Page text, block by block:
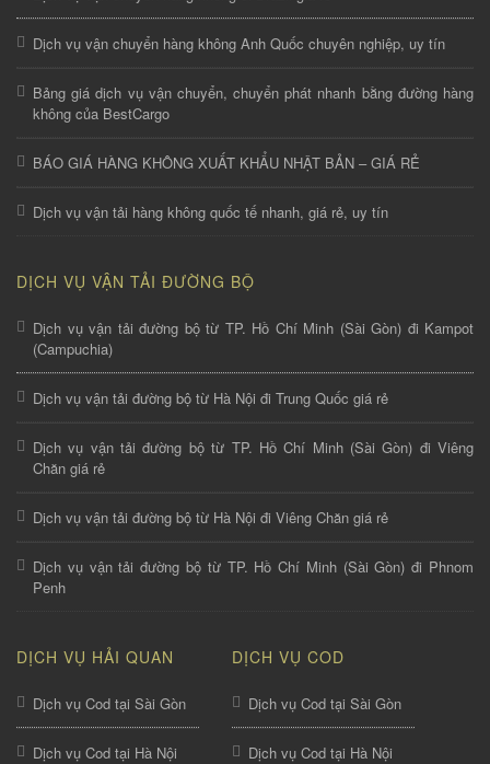
Dịch vụ vận chuyển hàng không Anh Quốc chuyên nghiệp, uy tín
Bảng giá dịch vụ vận chuyển, chuyển phát nhanh bằng đường hàng
không của BestCargo
BÁO GIÁ HÀNG KHÔNG XUẤT KHẨU NHẬT BẢN – GIÁ RẺ
Dịch vụ vận tải hàng không quốc tế nhanh, giá rẻ, uy tín
DỊCH VỤ VẬN TẢI ĐƯỜNG BỘ
Dịch vụ vận tải đường bộ từ TP. Hồ Chí Minh (Sài Gòn) đi Kampot
(Campuchia)
Dịch vụ vận tải đường bộ từ Hà Nội đi Trung Quốc giá rẻ
Dịch vụ vận tải đường bộ từ TP. Hồ Chí Minh (Sài Gòn) đi Viêng
Chăn giá rẻ
Dịch vụ vận tải đường bộ từ Hà Nội đi Viêng Chăn giá rẻ
Dịch vụ vận tải đường bộ từ TP. Hồ Chí Minh (Sài Gòn) đi Phnom
Penh
DỊCH VỤ HẢI QUAN
Dịch vụ Cod tại Sài Gòn
Dịch vụ Cod tại Hà Nội
DỊCH VỤ COD
Dịch vụ Cod tại Sài Gòn
Dịch vụ Cod tại Hà Nội